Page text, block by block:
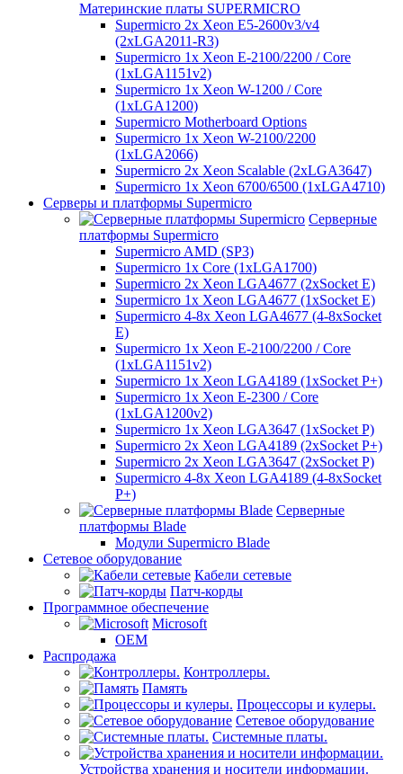
Материнские платы SUPERMICRO
Supermicro 2x Xeon E5-2600v3/v4
(2xLGA2011-R3)
Supermicro 1x Xeon E-2100/2200 / Core
(1xLGA1151v2)
Supermicro 1x Xeon W-1200 / Core
(1xLGA1200)
Supermicro Motherboard Options
Supermicro 1x Xeon W-2100/2200
(1xLGA2066)
Supermicro 2x Xeon Scalable (2xLGA3647)
Supermicro 1x Xeon 6700/6500 (1xLGA4710)
Серверы и платформы Supermicro
Серверные
платформы Supermicro
Supermicro AMD (SP3)
Supermicro 1x Core (1xLGA1700)
Supermicro 2x Xeon LGA4677 (2xSocket E)
Supermicro 1x Xeon LGA4677 (1xSocket E)
Supermicro 4-8x Xeon LGA4677 (4-8xSocket
E)
Supermicro 1x Xeon E-2100/2200 / Core
(1xLGA1151v2)
Supermicro 1x Xeon LGA4189 (1xSocket P+)
Supermicro 1x Xeon E-2300 / Core
(1xLGA1200v2)
Supermicro 1x Xeon LGA3647 (1xSocket P)
Supermicro 2x Xeon LGA4189 (2xSocket P+)
Supermicro 2x Xeon LGA3647 (2xSocket P)
Supermicro 4-8x Xeon LGA4189 (4-8xSocket
P+)
Серверные
платформы Blade
Модули Supermicro Blade
Сетевое оборудование
Кабели сетевые
Патч-корды
Программное обеспечение
Microsoft
OEM
Распродажа
Контроллеры.
Память
Процессоры и кулеры.
Сетевое оборудование
Системные платы.
Устройства хранения и носители информации.